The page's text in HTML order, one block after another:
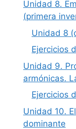
Unidad 8.
(primera
Unidad 8
Ejercicios
Unidad 9.
armónicas.
Ejercicios
Unidad 10.
dominante